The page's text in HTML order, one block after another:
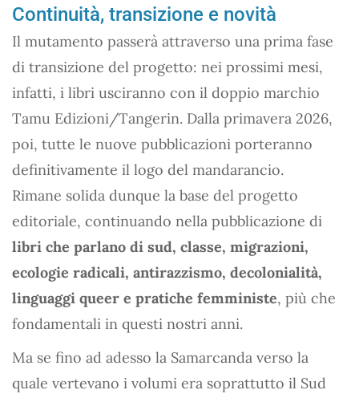
Continuità, transizione e novità
Il mutamento passerà attraverso una prima fase
di transizione del progetto: nei prossimi mesi,
infatti, i libri usciranno con il doppio marchio
Tamu Edizioni/Tangerin. Dalla primavera 2026,
poi, tutte le nuove pubblicazioni porteranno
definitivamente il logo del mandarancio.
Rimane solida dunque la base del progetto
editoriale, continuando nella pubblicazione di
libri che parlano di sud, classe, migrazioni,
ecologie radicali, antirazzismo, decolonialità,
linguaggi queer e pratiche femministe, più che
fondamentali in questi nostri anni.
Ma se fino ad adesso la Samarcanda verso la
quale vertevano i volumi era soprattutto il Sud